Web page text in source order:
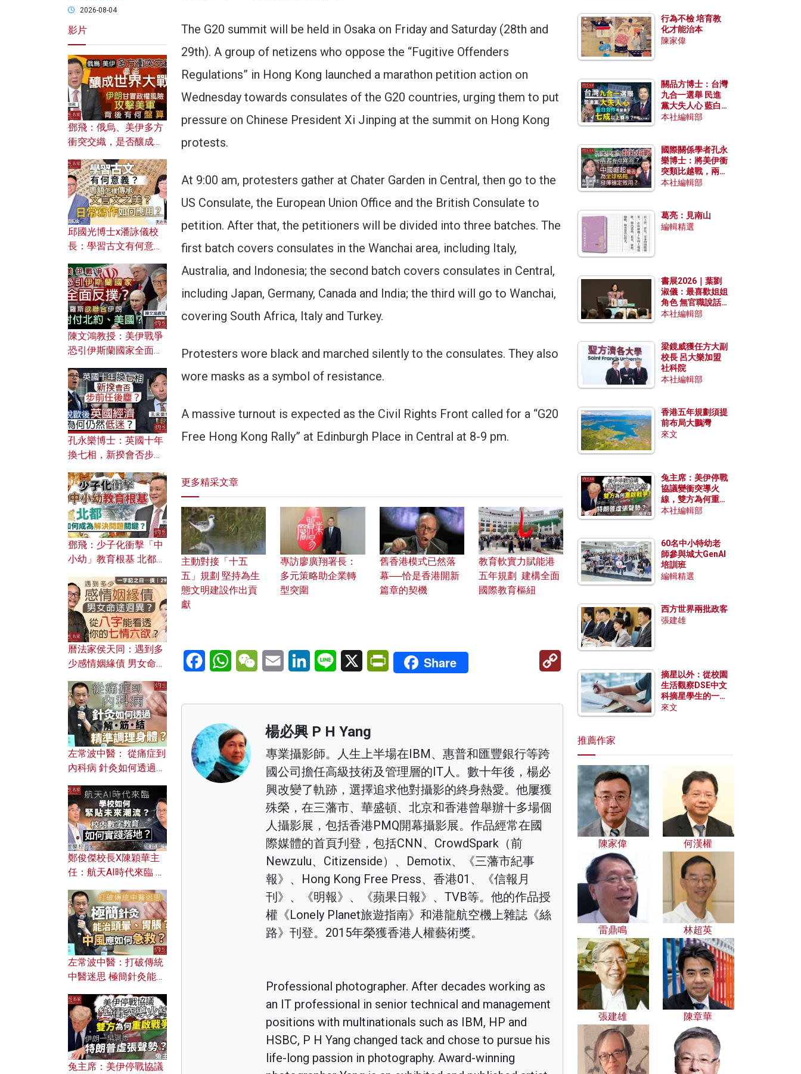
The G20 summit will be held in Osaka on Friday and Saturday (28th and
29th). A group of netizens who oppose the “Fugitive Offenders
Regulations” in Hong Kong launched a marathon petition action on
Wednesday towards consulates of the G20 countries, urging them to put
pressure on Chinese President Xi Jinping at the summit on Hong Kong
protests.
At 9:00 am, protesters gather at Chater Garden in Central, then go to the
US Consulate, the European Union Office and the British Consulate to
petition. After that, the petitioners will be divided into three batches. The
first batch covers consulates in the Wanchai area, including Italy,
Australia, and Indonesia; the second batch covers consulates in Central,
including Japan, Germany, Canada and India; the third will go to Wanchai,
covering South Africa, Italy and Turkey.
Protesters wore black and marched silently to the consulates. They also
wore masks as a symbol of resistance.
A massive turnout is expected as the Civil Rights Front called for a “G20
Free Hong Kong Rally” at Edinburgh Place in Central at 8-9 pm.
更多精采文章
主動對接「十五
五」規劃 堅持為生
態文明建設作出貢
獻
專訪廖廣翔署長：
多元策略助企業轉
型突圍
舊香港模式已然落
幕──恰是香港開新
篇章的契機
教育軟實力賦能港
五年規劃 建構全面
國際教育樞紐
FacebookWhatsAppWeChatEmail LinkedInLine X PrintFriendly
Share
Copy
楊必興 P H Yang
專業攝影師。人生上半場在IBM、惠普和匯豐銀行等跨
國公司擔任高級技術及管理層的IT人。數十年後，楊必
興改變了軌跡，選擇追求他對攝影的終身熱愛。他屢獲
殊榮，在三藩市、華盛頓、北京和香港曾舉辦十多場個
人攝影展，包括香港PMQ開幕攝影展。作品經常在國
際媒體的首頁刋登，包括CNN、CrowdSpark（前
Newzulu、Citizenside）、Demotix、《三藩市紀事
報》、Hong Kong Free Press、香港01、《信報月
刊》、《明報》、《蘋果日報》、TVB等。他的作品授
權《Lonely Planet旅遊指南》和港龍航空機上雜誌《絲
路》刊登。2015年榮獲香港人權藝術獎。
Professional photographer. After decades working as
an IT professional in senior technical and management
positions with multinationals such as IBM, HP and
HSBC, P H Yang changed tack and chose to pursue his
life-long passion in photography. Award-winning
2026-08-04
影片
鄧飛：俄烏、美伊多方
衝突交織，是否釀成世
風險攻擊美軍，背後有
何盤算？
邱國光博士x潘詠儀校
長：學習古文有何意
文之美？ 日常寫作如何
應用？
陳文鴻教授：美伊戰爭
恐引伊斯蘭國家全面反
對付北約美國？
孔永樂博士：英國十年
換七相，新揆會否步前
濟為何仍然低迷？
鄧飛：少子化衝擊「中
小幼」教育根基 北都如
曆法家侯天同：遇到多
少感情姻緣債 男女命途
的七情六欲？
左常波中醫： 從痛症到
內科病 針灸如何透過解
鄭俊傑校長X陳穎華主
任：航天AI時代來臨 學
校內數字教育如何實踐
落地？
左常波中醫：打破傳統
中醫迷思 極簡針灸能治
何急救？
兔主席：美伊停戰協議
行為不檢 培育教
化才能治本
陳家偉
關品方博士：台灣
九合一選舉 民進
黨大失人心 藍白
合作有望拿下七成
本社編輯部
國際關係學者孔永
樂博士：將美伊衝
突類比越戰，兩者
有何異同？中國崛
本社編輯部
葛亮：見南山
編輯精選
書展2026｜葉劉
淑儀：最喜歡姐姐
角色 無官職說話
包袱少
本社編輯部
梁鏡威獲任方大副
校長 呂大樂加盟
社科院
本社編輯部
香港五年規劃須提
前布局大鵬灣
來文
兔主席：美伊停戰
協議變衝突導火
線，雙方為何重啟
戰爭？伊朗一早洞
本社編輯部
60名中小特幼老
師參與城大GenAI
培訓班
編輯精選
西方世界兩批政客
張建雄
摘星以外：從校園
生活觀察DSE中文
科摘星學生的一點
特質
來文
推薦作家
陳家偉 何漢權
雷鼎鳴 林超英
張建雄 陳章華